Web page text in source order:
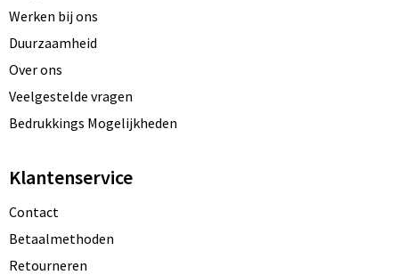
Werken bij ons
Duurzaamheid
Over ons
Veelgestelde vragen
Bedrukkings Mogelijkheden
Klantenservice
Contact
Betaalmethoden
Retourneren